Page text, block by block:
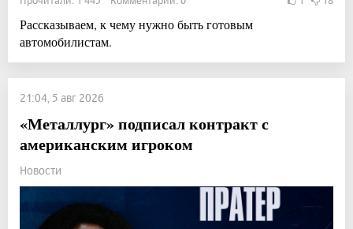
Рассказываем, к чему нужно быть готовым
автомобилистам.
21:04, 5 авг 2026
«Металлург» подписал контракт с
американским игроком
Новости